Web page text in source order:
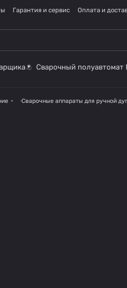
Гарантия и сервис Оплата и
Сварочный полуавтомат
Сварочные аппараты для ручной